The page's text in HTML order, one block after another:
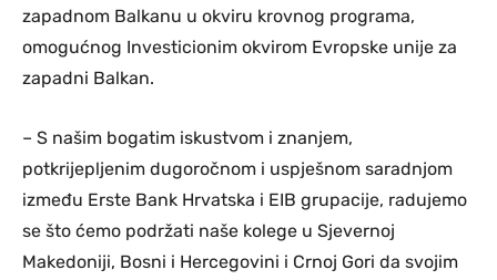
zapadnom Balkanu u okviru krovnog programa,
omogućnog Investicionim okvirom Evropske unije za
zapadni Balkan.
– S našim bogatim iskustvom i znanjem,
potkrijepljenim dugoročnom i uspješnom saradnjom
između Erste Bank Hrvatska i EIB grupacije, radujemo
se što ćemo podržati naše kolege u Sjevernoj
Makedoniji, Bosni i Hercegovini i Crnoj Gori da svojim